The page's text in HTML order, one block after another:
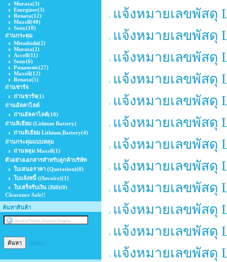
Murata(3)
Energizer(3)
Renata(12)
Maxell(40)
Sony(10)
ถ่านกระดุม
Mitsubishi(2)
Murata(2)
Accell(11)
Sony(6)
Panasonic(27)
Maxell(12)
Renata(5)
ถ่านชาร์จ
ถ่านชาร์จ(1)
ถ่านอัลคาไลด์
ถ่านอัลคาไลด์(10)
ถ่านลิเธียม (Lithium Battery)
ถ่านลิเธียม Lithium ฺBattery(4)
ถ่านกระดุมแบบหลุม
ถ่านหลุม Maxell(1)
ตัวอย่างเอกสารสำหรับลูกค้าบริษัท
ใบเสนอราคา (Quotation)(0)
ใบแจ้งหนี้ ((Invoice)(1)
ใบเสร็จรับเงิน (Bill)(0)
Clearance Sale!!
ค้นหาสินค้า
[Help]
แจ้งหมายเลขพัสดุ
แจ้งหมายเลขพัสดุ
แจ้งหมายเลขพัสดุ
แจ้งหมายเลขพัสดุ
แจ้งหมายเลขพัสดุ
แจ้งหมายเลขพัสดุ
แจ้งหมายเลขพัสดุ
แจ้งหมายเลขพัสดุ
แจ้งหมายเลขพัสดุ
แจ้งหมายเลขพัสดุ
แจ้งหมายเลขพัสดุ
แจ้งหมายเลขพัสดุ